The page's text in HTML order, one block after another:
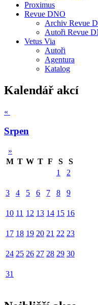
Proximus
Revue DNO
Archiv Revue
Autoři Revue
Vetus Via
Autoři
Agentura
Katalog
Kalendář akcí
«
Srpen
»
M T W T F S
S
1
2
3 4 5 6 7 8 9
10 11 12 13 14 15 16
17 18 19 20 21 22 23
24 25 26 27 28 29 30
31